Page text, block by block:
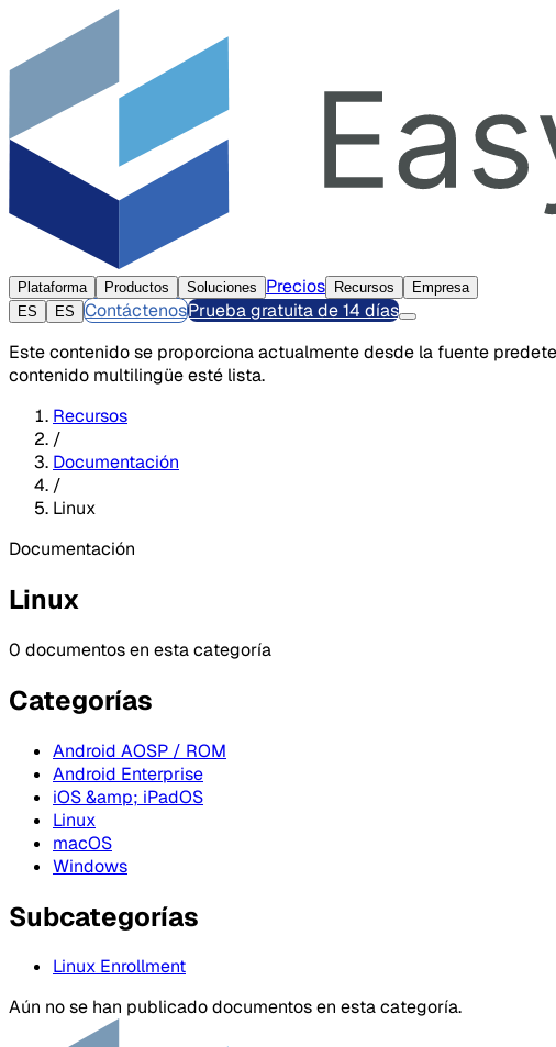
Plataforma Productos Soluciones Precios Recursos
Empresa
ES
ES ContáctenosPrueba gratuita de 14 días
Este contenido se proporciona actualmente desde la fuente
contenido multilingüe esté lista.
Recursos
/
Documentación
/
Linux
Documentación
Linux
0 documentos en esta categoría
Categorías
Android AOSP / ROM
Android Enterprise
iOS &amp; iPadOS
Linux
macOS
Windows
Subcategorías
Linux Enrollment
Aún no se han publicado documentos en esta categoría.